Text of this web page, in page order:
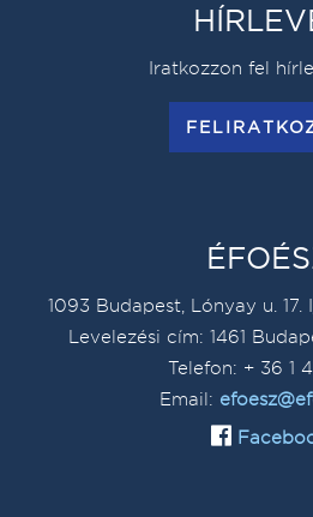
Iratkozzon fel
1093 Budapest, Lónyay u. 17.
Levelezési cím: 1461
Telefon: + 36 1
Email: